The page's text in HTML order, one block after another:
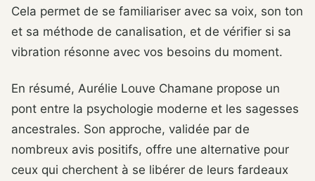
Cela permet de se familiariser avec sa voix, son ton
et sa méthode de canalisation, et de vérifier si sa
vibration résonne avec vos besoins du moment.
En résumé, Aurélie Louve Chamane propose un
pont entre la psychologie moderne et les sagesses
ancestrales. Son approche, validée par de
nombreux avis positifs, offre une alternative pour
ceux qui cherchent à se libérer de leurs fardeaux